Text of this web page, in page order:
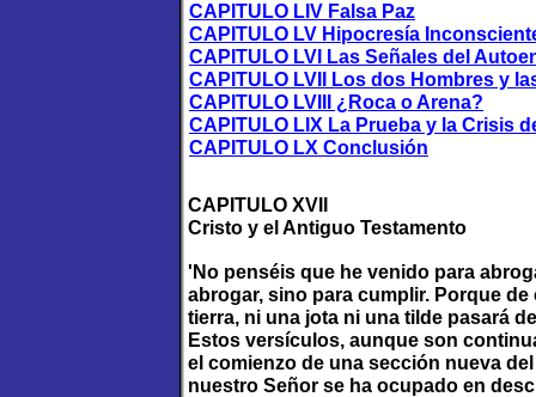
CAPITULO XVII
Cristo y el Antiguo Testamento
'No penséis que he venido para
abrogar, sino para cumplir. Porque
tierra, ni una jota ni una tilde pasará
Estos versículos, aunque son
el comienzo de una sección nueva
nuestro Señor se ha ocupado en
CAPITULO LIV Falsa Paz
CAPITULO LV Hipocresía
CAPITULO LVI Las Señales del
CAPITULO LVII Los dos Hombres y
CAPITULO LVIII ¿Roca o Arena?
CAPITULO LIX La Prueba y la Crisis
CAPITULO LX Conclusión